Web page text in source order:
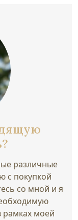
различные
с покупкой
со мной и я
моей